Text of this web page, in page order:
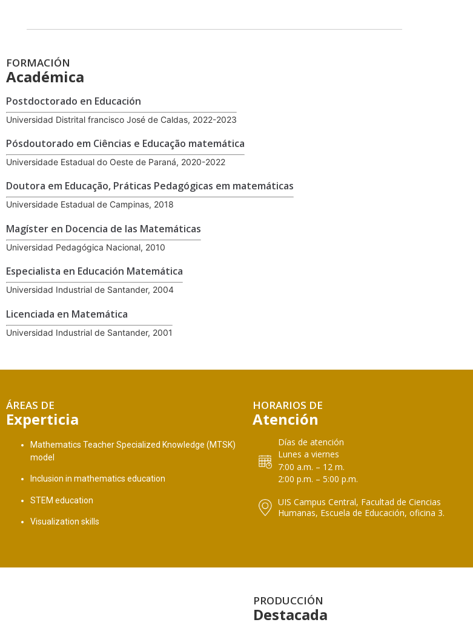
FORMACIÓN
Académica
Postdoctorado en Educación
Universidad Distrital francisco José de Caldas, 2022-2023
Pósdoutorado em Ciências e Educação matemática
Universidade Estadual do Oeste de Paraná, 2020-2022
Doutora em Educação, Práticas Pedagógicas em matemáticas
Universidade Estadual de Campinas, 2018
Magíster en Docencia de las Matemáticas
Universidad Pedagógica Nacional, 2010
Especialista en Educación Matemática
Universidad Industrial de Santander, 2004
Licenciada en Matemática
Universidad Industrial de Santander, 2001
ÁREAS DE
Experticia
Mathematics Teacher Specialized Knowledge (MTSK)
model
Inclusion in mathematics education
STEM education
Visualization skills
HORARIOS DE
Atención
Días de atención
Lunes a viernes
7:00 a.m. – 12 m.
2:00 p.m. – 5:00 p.m.
UIS Campus Central, Facultad de Ciencias
Humanas, Escuela de Educación, oficina 3.
PRODUCCIÓN
Destacada